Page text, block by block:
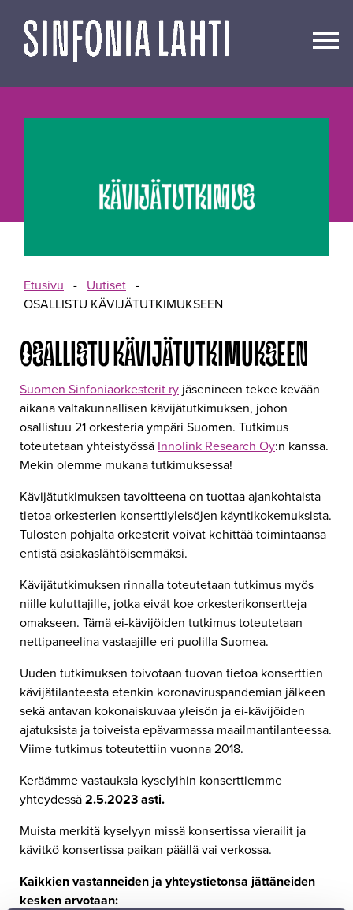
sisältöön
Etusivu - Uutiset -
OSALLISTU KÄVIJÄTUTKIMUKSEEN
OSALLISTU KÄVIJÄTUTKIMUKSEEN
Suomen Sinfoniaorkesterit ry jäsenineen tekee kevään
aikana valtakunnallisen kävijätutkimuksen, johon
osallistuu 21 orkesteria ympäri Suomen. Tutkimus
toteutetaan yhteistyössä Innolink Research Oy:n kanssa.
Mekin olemme mukana tutkimuksessa!
Kävijätutkimuksen tavoitteena on tuottaa ajankohtaista
tietoa orkesterien konserttiyleisöjen käyntikokemuksista.
Tulosten pohjalta orkesterit voivat kehittää toimintaansa
entistä asiakaslähtöisemmäksi.
Kävijätutkimuksen rinnalla toteutetaan tutkimus myös
niille kuluttajille, jotka eivät koe orkesterikonsertteja
omakseen. Tämä ei-kävijöiden tutkimus toteutetaan
nettipaneelina vastaajille eri puolilla Suomea.
Uuden tutkimuksen toivotaan tuovan tietoa konserttien
kävijätilanteesta etenkin koronaviruspandemian jälkeen
sekä antavan kokonaiskuvaa yleisön ja ei-kävijöiden
ajatuksista ja toiveista epävarmassa maailmantilanteessa.
Viime tutkimus toteutettiin vuonna 2018.
Keräämme vastauksia kyselyihin konserttiemme
yhteydessä2.5.2023 asti.
Muista merkitä kyselyyn missä konsertissa vierailit ja
kävitkö konsertissa paikan päällä vai verkossa.
Kaikkien vastanneiden ja yhteystietonsa jättäneiden
kesken arvotaan: